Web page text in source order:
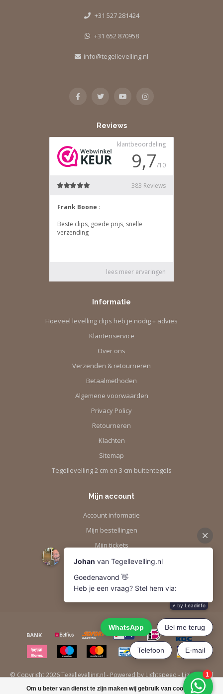
Om u beter van dienst te zijn maken wij gebruik van cookies.
+31 527 281424
+31 652 870958
info@tegellevelling.nl
Reviews
Informatie
Hoeveel levelling clips heb je nodig + advies
Klantenservice
Over ons
Verzenden & retourneren
Betaalmethoden
Algemene voorwaarden
Privacy Policy
Retourneren
Klachten
Sitemap
Tegellevelling 2 cm en 3 cm buitentegels
Mijn account
Account informatie
Mijn bestellingen
Mijn tickets
Mijn verlanglijst
Vergelijk
Alle producten
© Copyright 2026 Tegellevelling.nl - Powered by Lightspeed - Lightspeed
designbyDyvelopment